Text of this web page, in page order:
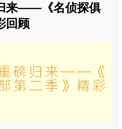
来——《名侦探俱
回顾